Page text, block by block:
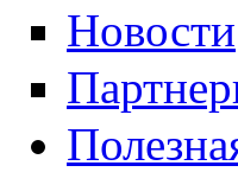
Новости